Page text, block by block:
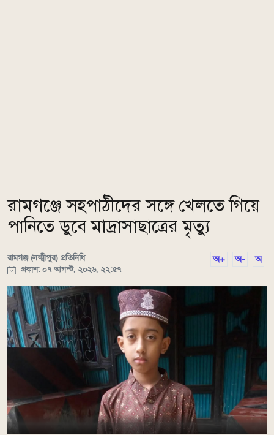
রামগঞ্জে সহপাঠীদের সঙ্গে খেলতে গিয়ে
পানিতে ডুবে মাদ্রাসাছাত্রের মৃত্যু
রামগঞ্জ (লক্ষ্মীপুর) প্রতিনিধি
প্রকাশ: ০৭ আগস্ট, ২০২৬, ২২:৫৭
অ+ অ- অ